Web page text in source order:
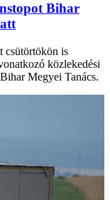
Bihar
csütörtökön is
közlekedési
Megyei Tanács.